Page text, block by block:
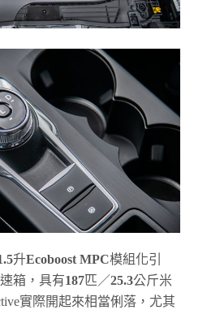
升Ecoboost MPC模組化引
箱，具有187匹／25.3公斤米
實際開起來相當俐落，尤其